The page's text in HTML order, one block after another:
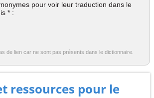
pour voir leur traduction dans le
* :
de lien car ne sont pas présents dans le dictionnaire.
ressources pour le